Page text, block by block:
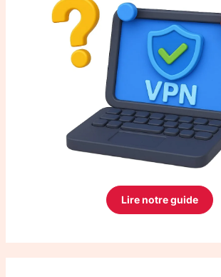
Lire notre guide